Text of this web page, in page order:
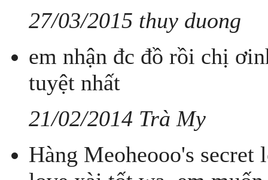
27/03/2015 thuy duong
em nhận đc đồ rồi chị
tuyệt nhất
21/02/2014 Trà My
Hàng Meoheooo's